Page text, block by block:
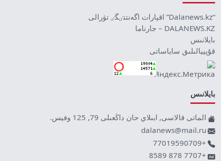
“Dalanews.kz” اقپارات اگەنتتٸگٸ تۋرالى
DALANEWS.KZ – جارناما
بايلانىس
قۇپييالىلىق ساياساتى
بايلانىس
الماتى قالاسى, ابىلاي حان داڭعىلى 79, 125 وفيس.
dalanews@mail.ru
+77019590709
+7707 878 8589